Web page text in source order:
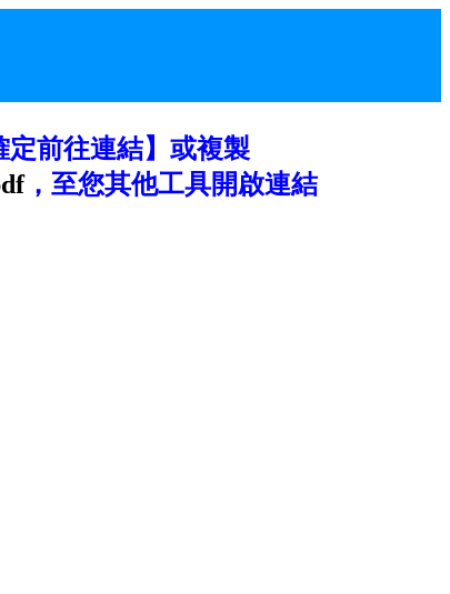
前往連結】或複製
，至您其他工具開啟連結